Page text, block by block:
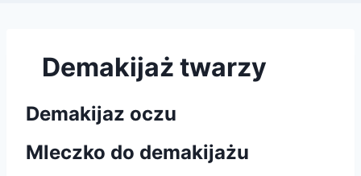
Demakijaż twarzy
Demakijaz oczu
Mleczko do demakijażu